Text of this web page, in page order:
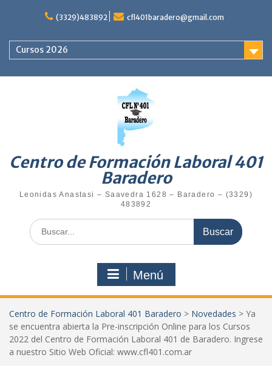
(3329)483892 cfl401baradero@gmail.com
Cursos 2026
Centro de Formación Laboral 401
Baradero
Leonidas Anastasi – Saavedra 1628 – Baradero – (3329)
483892
Buscar:
Menú
Centro de Formación Laboral 401 Baradero > Novedades > Ya
se encuentra abierta la Pre-inscripción Online para los Cursos
2022 del Centro de Formación Laboral 401 de Baradero. Ingrese
a nuestro Sitio Web Oficial: www.cfl401.com.ar